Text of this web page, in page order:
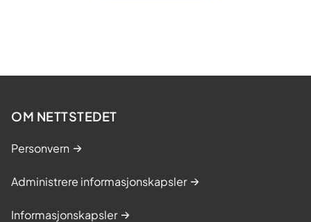
OM NETTSTEDET
Personvern
Administrere informasjonskapsler
Informasjonskapsler